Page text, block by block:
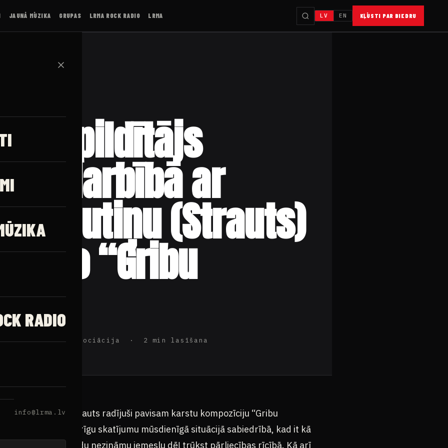
JAUNĀ MŪZIKA GRUPAS LRMA ROCK RADIO LRMA LV EN KĻŪSTI PAR BIEDRU
✕
RADIO
info@lrma.lv
izpildītājs
sadarbībā ar
Strautiņu (Strauts)
“Gribu
Rokmūzikas Asociācija · 2 min lasīšana
SANDIS un Strauts radījuši pavisam karstu kompozīciju “Gribu
ievij vispārīgu skatījumu mūsdienīgā situācijā sabiedrībā, kad it kā
bet kaut kādu nezināmu iemeslu dēļ trūkst pārliecības rīcībā. Kā arī